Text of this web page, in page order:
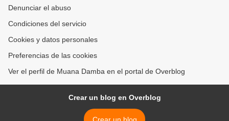
Denunciar el abuso
Condiciones del servicio
Cookies y datos personales
Preferencias de las cookies
Ver el perfil de Muana Damba en el portal de Overblog
Crear un blog en Overblog